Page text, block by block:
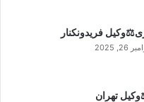
فریدونکنار
26, 2025
تهران